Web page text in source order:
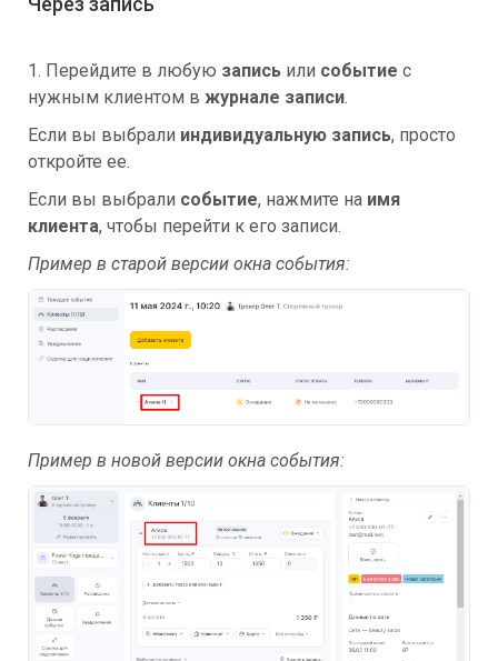
1. Перейдите в любую запись или событие с
нужным клиентом в журнале записи.
Если вы выбрали индивидуальную запись, просто
откройте ее.
Если вы выбрали событие, нажмите на имя
клиента, чтобы перейти к его записи.
Пример в старой версии окна события:
Пример в новой версии окна события: